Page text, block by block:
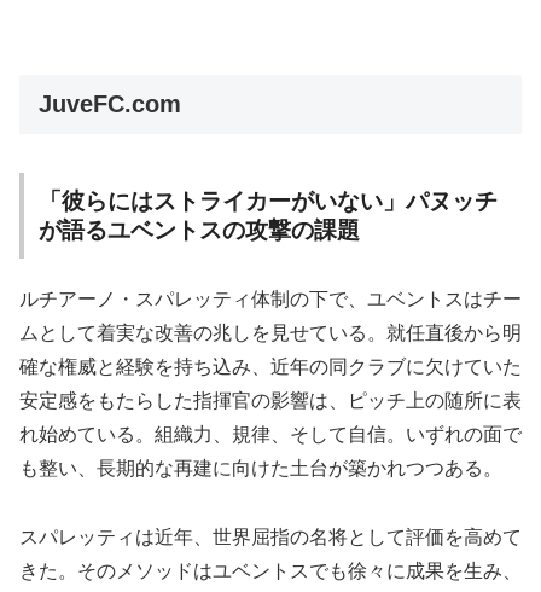
JuveFC.com
「彼らにはストライカーがいない」パヌッチ
が語るユベントスの攻撃の課題
ルチアーノ・スパレッティ体制の下で、ユベントスはチー
ムとして着実な改善の兆しを見せている。就任直後から明
確な権威と経験を持ち込み、近年の同クラブに欠けていた
安定感をもたらした指揮官の影響は、ピッチ上の随所に表
れ始めている。組織力、規律、そして自信。いずれの面で
も整い、長期的な再建に向けた土台が築かれつつある。
スパレッティは近年、世界屈指の名将として評価を高めて
きた。そのメソッドはユベントスでも徐々に成果を生み、